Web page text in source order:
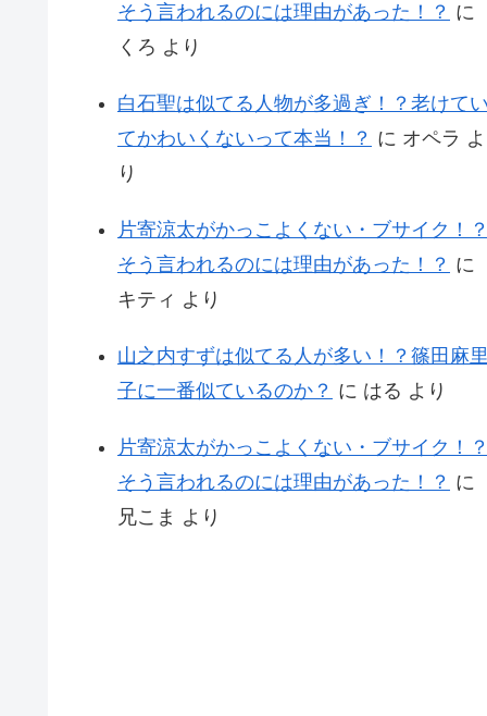
そう言われるのには理由があった！？ に
くろ より
白石聖は似てる人物が多過ぎ！？老けてい
てかわいくないって本当！？ に オペラ よ
り
片寄涼太がかっこよくない・ブサイク！？
そう言われるのには理由があった！？ に
キティ より
山之内すずは似てる人が多い！？篠田麻里
子に一番似ているのか？ に はる より
片寄涼太がかっこよくない・ブサイク！？
そう言われるのには理由があった！？ に
兄こま より